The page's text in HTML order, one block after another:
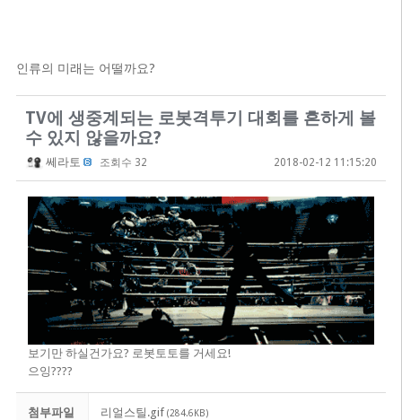
인류의 미래는 어떨까요?
TV에 생중계되는 로봇격투기 대회를 흔하게 볼
수 있지 않을까요?
쎄라토 조회수 32 2018-02-12 11:15:20
보기만 하실건가요? 로봇토토를 거세요!
으잉????
첨부파일 리얼스틸.gif (284.6KB)